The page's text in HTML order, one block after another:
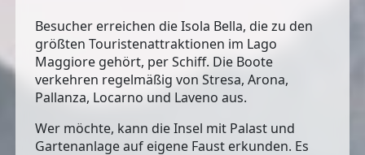
Besucher erreichen die Isola Bella, die zu den
größten Touristenattraktionen im Lago
Maggiore gehört, per Schiff. Die Boote
verkehren regelmäßig von Stresa, Arona,
Pallanza, Locarno und Laveno aus.
Wer möchte, kann die Insel mit Palast und
Gartenanlage auf eigene Faust erkunden. Es